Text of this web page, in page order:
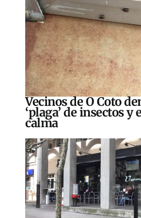
Vecinos de O Coto
‘plaga’ de insectos
calma